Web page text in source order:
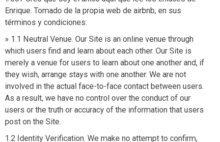
Enrique. Tomado de la propia web de airbnb, en sus
términos y condiciones:
» 1.1 Neutral Venue. Our Site is an online venue through
which users find and learn about each other. Our Site is
merely a venue for users to learn about one another and, if
they wish, arrange stays with one another. We are not
involved in the actual face-to-face contact between users.
As a result, we have no control over the conduct of our
users or the truth or accuracy of the information that users
post on the Site.
1.2 Identity Verification. We make no attempt to confirm,